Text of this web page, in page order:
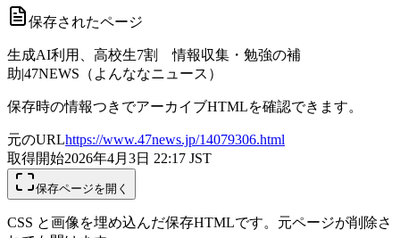
保存されたページ
生成AI利用、高校生7割 情報収集・勉強の補
助|47NEWS（よんななニュース）
保存時の情報つきでアーカイブHTMLを確認できます。
元のURLhttps://www.47news.jp/14079306.html
取得開始2026年4月3日 22:17 JST
保存ページを開く
CSS と画像を埋め込んだ保存HTMLです。元ページが削除さ